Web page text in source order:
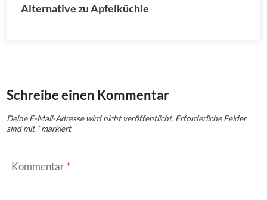
Alternative zu Apfelküchle
Schreibe einen Kommentar
Deine E-Mail-Adresse wird nicht veröffentlicht. Erforderliche Felder
sind mit*markiert
Kommentar*